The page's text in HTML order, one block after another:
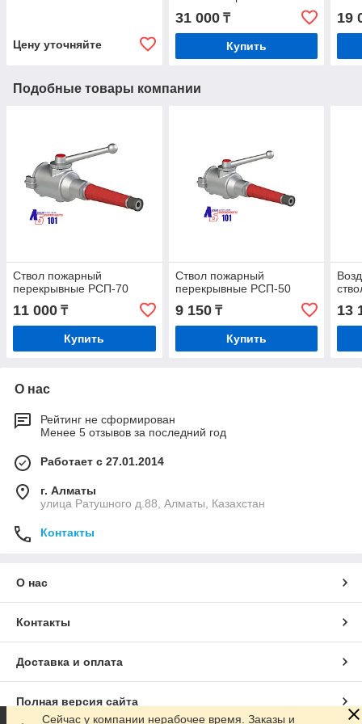
Цену уточняйте
(1,6МПа)
31 000₸
Купить
19
Подобные товары компании
Ствол пожарный
перекрывные РСП-70
11 000 ₸
Купить
Ствол пожарный
перекрывные РСП-50
9 150₸
Купить
13
О нас
Рейтинг не сформирован
Менее 5 отзывов за последний год
Работает с 27.01.2014
г. Алматы
улица Ратушного д.88, Алматы, Казахстан
Контакты
О нас
Контакты
Доставка и оплата
Полная версия сайта
Сейчас у компании нерабочее время. Заказы и